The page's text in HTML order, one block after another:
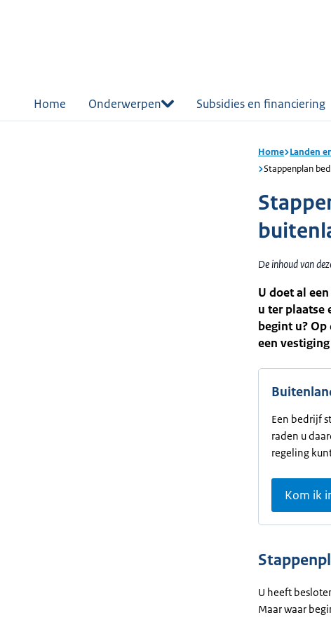
Home Onderwerpen Subsidies en financiering
Home Landen
Stappenplan
De inhoud van
U doet al
u ter plaatse
begint u?
een
Een bedrijf
raden u
regeling
Kom ik
U heeft
Maar waar